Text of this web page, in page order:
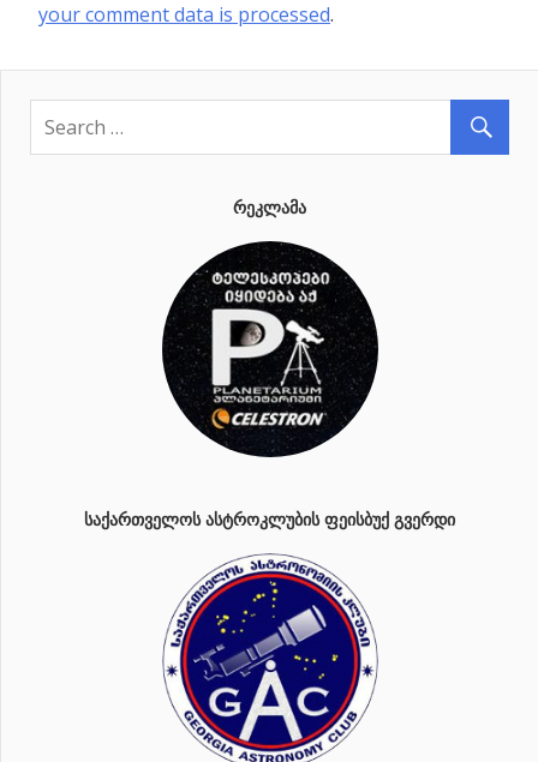
your comment data is processed.
ᲠᲔᲙᲚᲐᲛᲐ
ᲡᲐᲥᲐᲠᲗᲕᲔᲚᲝᲡ ᲐᲡᲢᲠᲝᲙᲚᲣᲑᲘᲡ ᲤᲔᲘᲡᲑᲣᲥ ᲒᲕᲔᲠᲓᲘ